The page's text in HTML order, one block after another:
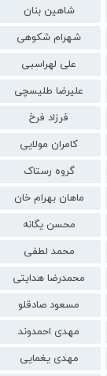
شاهین بنان
شهرام شکوهی
علی لهراسبی
علیرضا طلیسچی
فرزاد فرخ
کامران مولایی
گروه رستاک
ماهان بهرام خان
محسن یگانه
محمد لطفی
محمدرضا هدایتی
مسعود صادقلو
مهدی احمدوند
مهدی یغمایی